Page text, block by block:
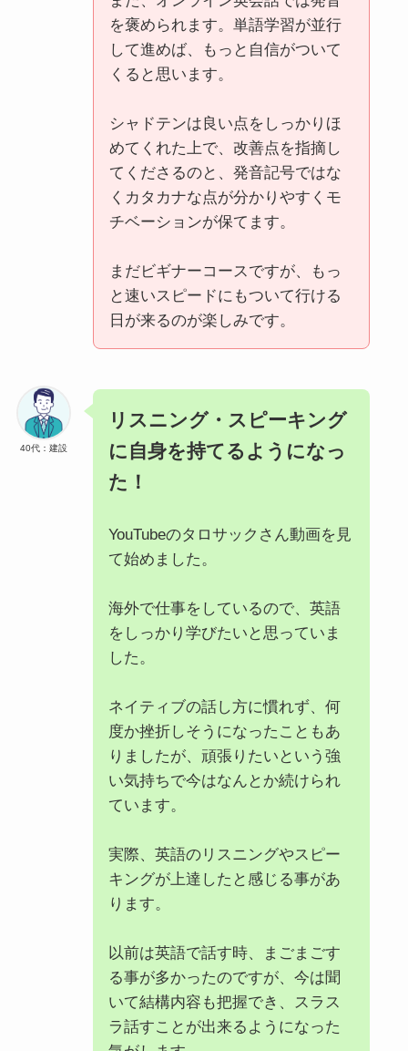
を褒められます。単語学習が並行
して進めば、もっと自信がついて
くると思います。
シャドテンは良い点をしっかりほ
めてくれた上で、改善点を指摘し
てくださるのと、発音記号ではな
くカタカナな点が分かりやすくモ
チベーションが保てます。
まだビギナーコースですが、もっ
と速いスピードにもついて行ける
日が来るのが楽しみです。
40代：建設
リスニング・スピーキング
に自身を持てるようになっ
た！
YouTubeのタロサックさん動画を見
て始めました。
海外で仕事をしているので、英語
をしっかり学びたいと思っていま
した。
ネイティブの話し方に慣れず、何
度か挫折しそうになったこともあ
りましたが、頑張りたいという強
い気持ちで今はなんとか続けられ
ています。
実際、英語のリスニングやスピー
キングが上達したと感じる事があ
ります。
以前は英語で話す時、まごまごす
る事が多かったのですが、今は聞
いて結構内容も把握でき、スラス
ラ話すことが出来るようになった